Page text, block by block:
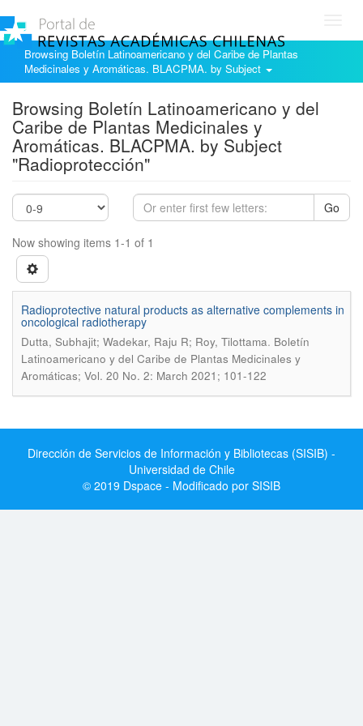
Browsing Boletín Latinoamericano y del Caribe de Plantas
Medicinales y Aromáticas. BLACPMA. by Subject
Browsing Boletín Latinoamericano y del
Caribe de Plantas Medicinales y
Aromáticas. BLACPMA. by Subject
"Radioprotección"
Go
Now showing items 1-1 of 1
Radioprotective natural products as alternative complements in
oncological radiotherapy
Dutta, Subhajit; Wadekar, Raju R; Roy, Tilottama. Boletín
Latinoamericano y del Caribe de Plantas Medicinales y
Aromáticas; Vol. 20 No. 2: March 2021; 101-122
Dirección de Servicios de Información y Bibliotecas (SISIB) -
Universidad de Chile
© 2019 Dspace - Modificado por SISIB